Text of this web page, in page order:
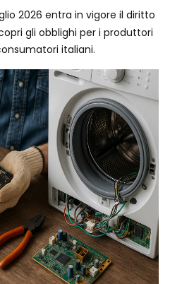
2026 entra in vigore il diritto
gli obblighi per i produttori
italiani.